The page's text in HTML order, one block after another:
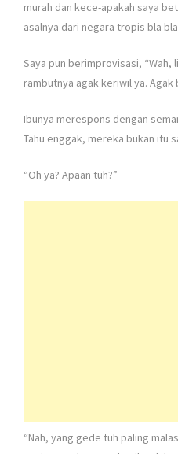
murah dan kece-apakah saya
asalnya dari negara tropis bla
Saya pun berimprovisasi, “Wah,
rambutnya agak keriwil ya. Agak
Ibunya merespons dengan
Tahu enggak, mereka bukan itu
“Oh ya? Apaan tuh?”
“Nah, yang gede tuh paling